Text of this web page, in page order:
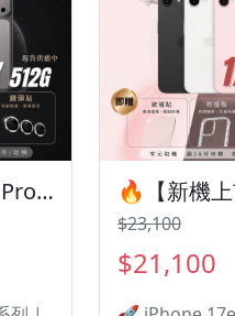
🔥 iPhone 17 Pro Max 512G 正式開賣！有額度快速過件 🎯 想換新機？現在就是最佳時機！現貨當天審件當天過件即可以馬上寄出
$23,100
$21,100